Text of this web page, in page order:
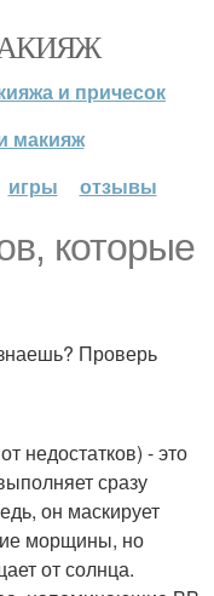
и причесок
макияж
игры отзывы
которые
Проверь
недостатков) - это
сразу
он маскирует
морщины, но
от солнца.